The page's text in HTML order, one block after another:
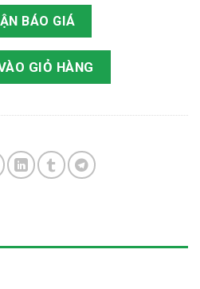
BÁO GIÁ
số lượngGIỎ HÀNG